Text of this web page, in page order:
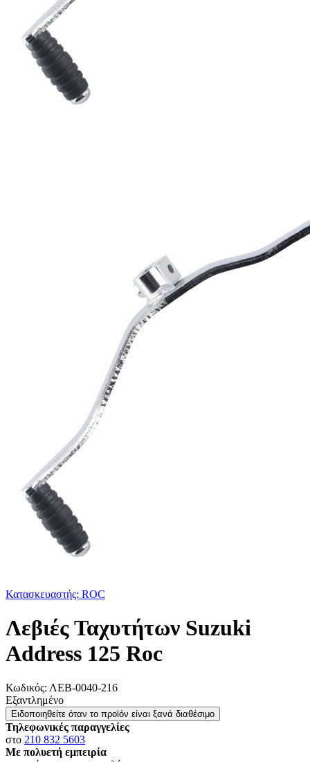
Κατασκευαστής: ROC
Λεβιές Ταχυτήτων Suzuki
Address 125 Roc
Κωδικός: ΛΕΒ-0040-216
Εξαντλημένο
Ειδοποιηθείτε όταν το προϊόν είναι ξανά διαθέσιμο
Τηλεφωνικές παραγγελίες
στο 210 832 5603
Με πολυετή εμπειρία